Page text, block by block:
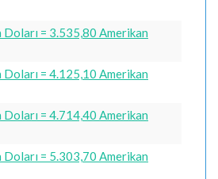
= 3.535,80 Amerikan
= 4.125,10 Amerikan
= 4.714,40 Amerikan
= 5.303,70 Amerikan